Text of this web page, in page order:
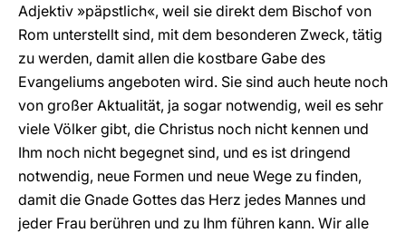
Adjektiv »päpstlich«, weil sie direkt dem Bischof von
Rom unterstellt sind, mit dem besonderen Zweck, tätig
zu werden, damit allen die kostbare Gabe des
Evangeliums angeboten wird. Sie sind auch heute noch
von großer Aktualität, ja sogar notwendig, weil es sehr
viele Völker gibt, die Christus noch nicht kennen und
Ihm noch nicht begegnet sind, und es ist dringend
notwendig, neue Formen und neue Wege zu finden,
damit die Gnade Gottes das Herz jedes Mannes und
jeder Frau berühren und zu Ihm führen kann. Wir alle